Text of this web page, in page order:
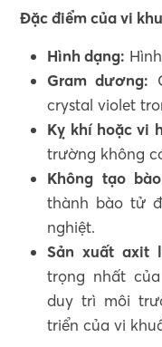
Đặc điểm của vi
Hình dạng:
Gram dương:
crystal violet
Kỵ khí hoặc vi
trường không
Không tạo
thành bào tử
nghiệt.
Sản xuất axit
trọng nhất
duy trì môi
triển của vi